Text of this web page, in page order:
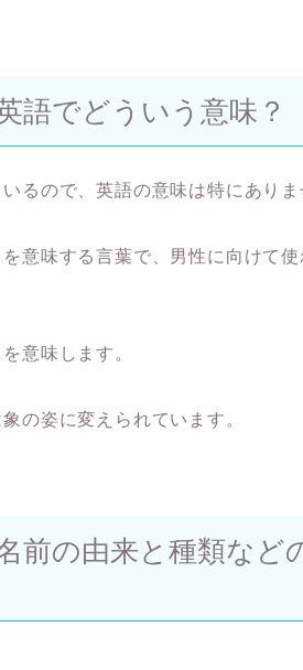
語でどういう意味？
るので、英語の意味は特にありま
意味する言葉で、男性に向けて
意味します。
の姿に変えられています。
前の由来と種類など